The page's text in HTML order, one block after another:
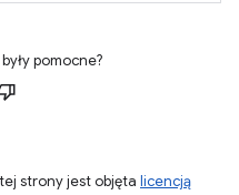
pomocne?
strony jest objęta licencją